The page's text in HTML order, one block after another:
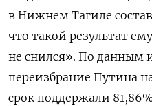
в Нижнем Тагиле
что такой результат
не снился». По данным
переизбрание Путина
срок поддержали